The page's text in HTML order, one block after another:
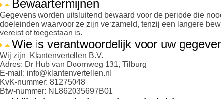
Bewaartermijnen
Gegevens worden uitsluitend bewaard voor de periode die
doeleinden waarvoor ze zijn verzameld, tenzij een langere
vereist of toegestaan is.
Wie is verantwoordelijk voor uw
Wij zijn Klantenvertellen B.V.
Adres: Dr Hub van Doornweg 131, Tilburg
E-mail: info@klantenvertellen.nl
KvK-nummer: 81275048
Btw-nummer: NL862035697B01